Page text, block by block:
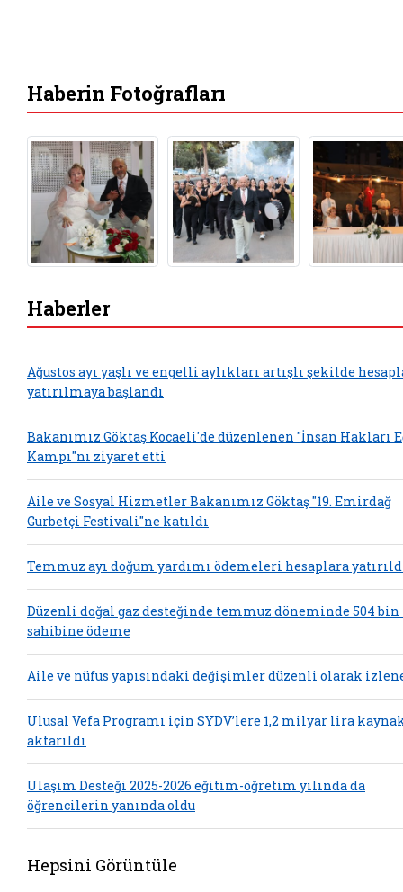
Haberin Fotoğrafları
Haberler
Ağustos ayı yaşlı ve engelli aylıkları artışlı şekilde
yatırılmaya başlandı
Bakanımız Göktaş Kocaeli'de düzenlenen "İnsan Hakları
Kampı"nı ziyaret etti
Aile ve Sosyal Hizmetler Bakanımız Göktaş "19. Emirdağ
Gurbetçi Festivali"ne katıldı
Temmuz ayı doğum yardımı ödemeleri hesaplara
Düzenli doğal gaz desteğinde temmuz döneminde 504
sahibine ödeme
Aile ve nüfus yapısındaki değişimler düzenli olarak
Ulusal Vefa Programı için SYDV’lere 1,2 milyar lira
aktarıldı
Ulaşım Desteği 2025-2026 eğitim-öğretim yılında da
öğrencilerin yanında oldu
Hepsini Görüntüle